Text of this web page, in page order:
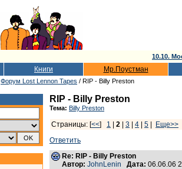
10.10.
Книги Мр.Поустман
Форум Lost Lennon Tapes / RIP - Billy Preston
RIP - Billy Preston
Тема: Billy Preston
Страницы: [<<] 1 2 3 4 5
Еще>>
Ответить
Re: RIP - Billy Preston
Автор: JohnLenin Дата: 06.06.06